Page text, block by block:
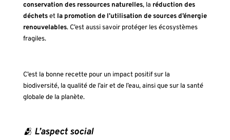
conservation des ressources naturelles, la réduction des
déchetset la promotion de l’utilisation de sources d’énergie
renouvelables. C’est aussi savoir protéger les écosystèmes
fragiles.
C’est la bonne recette pour un impact positif sur la
biodiversité, la qualité de l’air et de l’eau, ainsi que sur la santé
globale de la planète.
🫂 L’aspect social